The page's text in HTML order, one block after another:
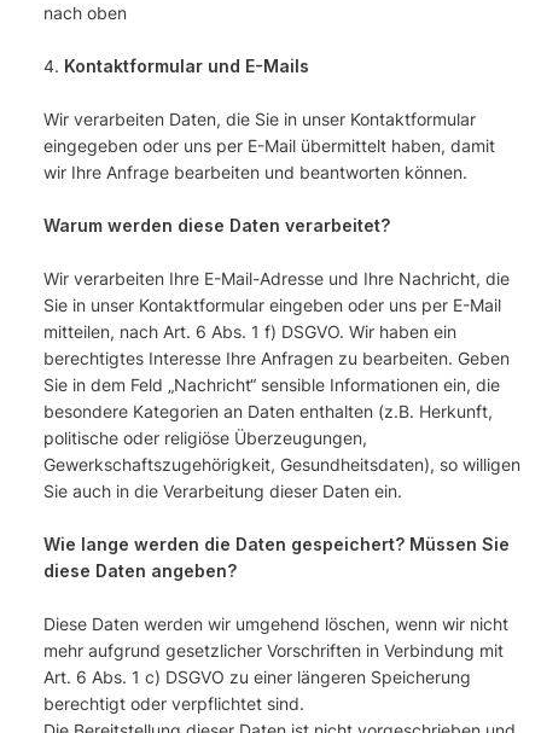
nach oben
Kontaktformular und E-Mails
Wir verarbeiten Daten, die Sie in unser Kontaktformular
eingegeben oder uns per E-Mail übermittelt haben, damit
wir Ihre Anfrage bearbeiten und beantworten können.
Warum werden diese Daten verarbeitet?
Wir verarbeiten Ihre E-Mail-Adresse und Ihre Nachricht, die
Sie in unser Kontaktformular eingeben oder uns per E-Mail
mitteilen, nach Art. 6 Abs. 1 f) DSGVO. Wir haben ein
berechtigtes Interesse Ihre Anfragen zu bearbeiten. Geben
Sie in dem Feld „Nachricht“ sensible Informationen ein, die
besondere Kategorien an Daten enthalten (z.B. Herkunft,
politische oder religiöse Überzeugungen,
Gewerkschaftszugehörigkeit, Gesundheitsdaten), so willigen
Sie auch in die Verarbeitung dieser Daten ein.
Wie lange werden die Daten gespeichert? Müssen Sie
diese Daten angeben?
Diese Daten werden wir umgehend löschen, wenn wir nicht
mehr aufgrund gesetzlicher Vorschriften in Verbindung mit
Art. 6 Abs. 1 c) DSGVO zu einer längeren Speicherung
berechtigt oder verpflichtet sind.